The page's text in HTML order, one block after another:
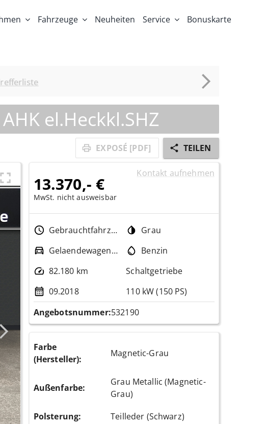
Fahrzeuge Neuheiten Service Bonuskarte
el.Heckkl.SHZ
EXPOSÉ [PDF] TEILEN
13.370,- €
MwSt. nicht ausweisbar
Kontakt aufnehmen
Gebrauchtfahrzeug
Grau
Gelaendewagen / Pickup
Benzin
82.180 km
Schaltgetriebe
09.2018
110 kW (150 PS)
Angebotsnummer:532190
Farbe
(Hersteller):
Magnetic-Grau
Außenfarbe:
Grau Metallic (Magnetic-
Grau)
Polsterung:
Teilleder (Schwarz)